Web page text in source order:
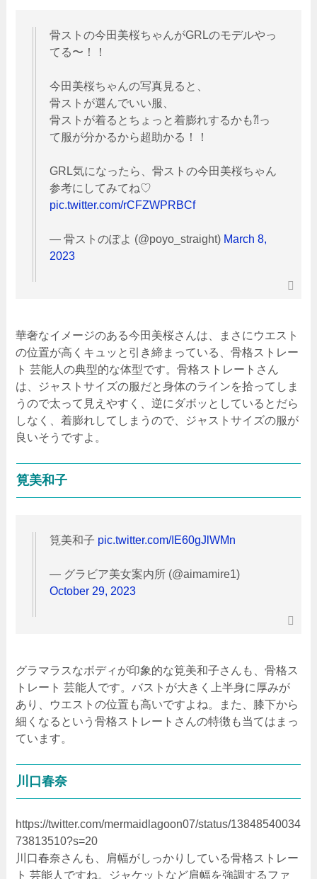
骨ストの今田美桜ちゃんがGRLのモデルやっ
てる〜！！
今田美桜ちゃんの写真見ると、
骨ストが選んでいい服、
骨ストが着るとちょっと着膨れするかも⁈っ
て服が分かるから超助かる！！
GRL気になったら、骨ストの今田美桜ちゃん
参考にしてみてね♡
pic.twitter.com/rCFZWPRBCf
— 骨ストのぽよ (@poyo_straight) March 8,
2023
華奢なイメージのある今田美桜さんは、まさにウエスト
の位置が高くキュッと引き締まっている、骨格ストレー
ト 芸能人の典型的な体型です。骨格ストレートさん
は、ジャストサイズの服だと身体のラインを拾ってしま
うので太って見えやすく、逆にダボッとしているとだら
しなく、着膨れしてしまうので、ジャストサイズの服が
良いそうですよ。
筧美和子
筧美和子 pic.twitter.com/IE60gJlWMn
— グラビア美女案内所 (@aimamire1)
October 29, 2023
グラマラスなボディが印象的な筧美和子さんも、骨格ス
トレート 芸能人です。バストが大きく上半身に厚みが
あり、ウエストの位置も高いですよね。また、膝下から
細くなるという骨格ストレートさんの特徴も当てはまっ
ています。
川口春奈
https://twitter.com/mermaidlagoon07/status/13848540034
73813510?s=20
川口春奈さんも、肩幅がしっかりしている骨格ストレー
ト 芸能人ですね。ジャケットなど肩幅を強調するファ